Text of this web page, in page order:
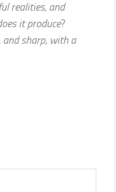
realities, and
it produce?
and sharp, with a